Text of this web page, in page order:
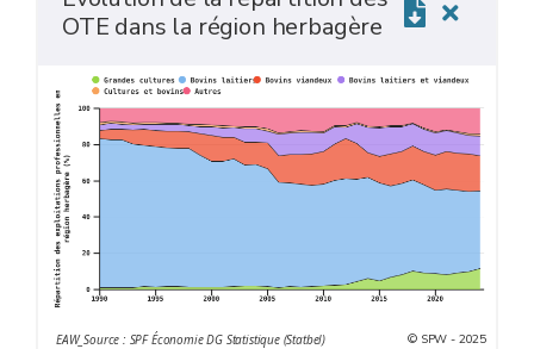
OTE dans la région herbagère
EAW_Source : SPF Économie DG Statistique (Statbel) © SPW - 2025